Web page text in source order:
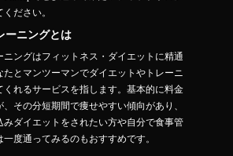
ださい。
ーニングとは
ニングはフィットネス・ダイエットに精通
たとマンツーマンでダイエットやトレーニ
くれるサービスを指します。基本的に料金
その分短期間で痩せやすい傾向があり、
みダイエットをされたい方や自分で食事管
度通ってみるのもおすすめです。